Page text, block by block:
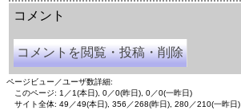
コメント
コメントを閲覧・投稿・削除
ページビュー／ユーザ数詳細:
このページ: 1／1(本日), 0／0(昨日), 0／0(一昨日)
サイト全体: 49／49(本日), 356／268(昨日), 280／210(一昨日)